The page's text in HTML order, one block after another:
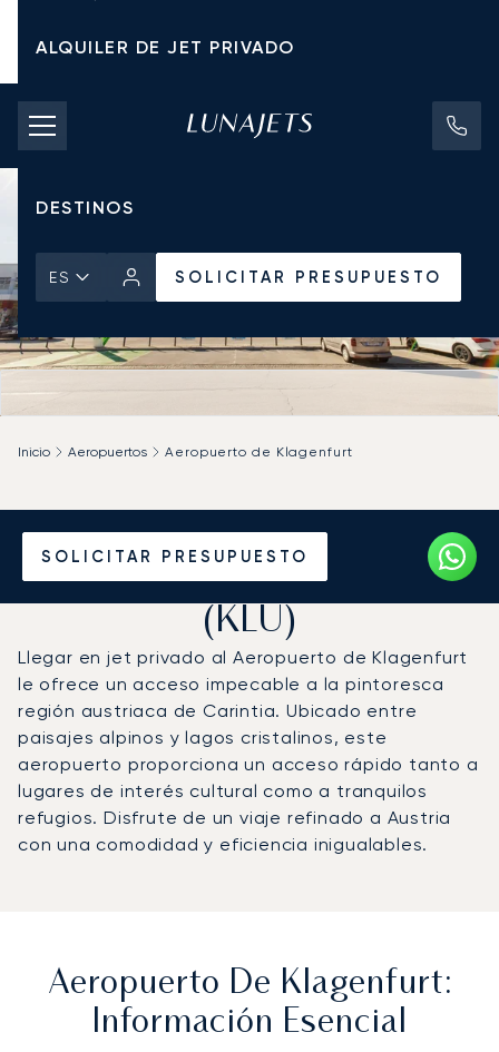
ALQUILER DE JET PRIVADO
TARIFAS DE CHÁRTER
JETS PRIVADOS
DESTINOS
ES SOLICITAR PRESUPUESTO
SOLICITAR PRESUPUESTO
Inicio Aeropuertos Aeropuerto de Klagenfurt
Vuele en Jet Privado al
Aeropuerto de Klagenfurt
(KLU)
Llegar en jet privado al Aeropuerto de Klagenfurt
le ofrece un acceso impecable a la pintoresca
región austriaca de Carintia. Ubicado entre
paisajes alpinos y lagos cristalinos, este
aeropuerto proporciona un acceso rápido tanto a
lugares de interés cultural como a tranquilos
refugios. Disfrute de un viaje refinado a Austria
con una comodidad y eficiencia inigualables.
Aeropuerto De Klagenfurt:
Información Esencial